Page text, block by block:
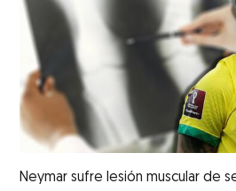
Neymar sufre lesión muscular de